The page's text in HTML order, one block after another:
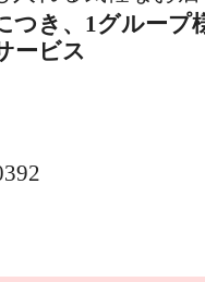
つき、1グループ
ービス